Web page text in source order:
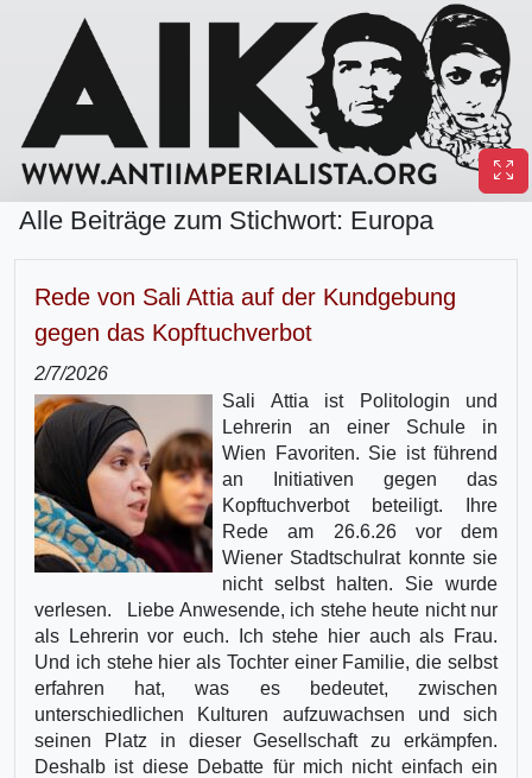
Alle Beiträge zum Stichwort: Europa
Rede von Sali Attia auf der Kundgebung
gegen das Kopftuchverbot
2/7/2026
Sali Attia ist Politologin und
Lehrerin an einer Schule in
Wien Favoriten. Sie ist führend
an Initiativen gegen das
Kopftuchverbot beteiligt. Ihre
Rede am 26.6.26 vor dem
Wiener Stadtschulrat konnte sie
nicht selbst halten. Sie wurde
verlesen. Liebe Anwesende, ich stehe heute nicht nur
als Lehrerin vor euch. Ich stehe hier auch als Frau.
Und ich stehe hier als Tochter einer Familie, die selbst
erfahren hat, was es bedeutet, zwischen
unterschiedlichen Kulturen aufzuwachsen und sich
seinen Platz in dieser Gesellschaft zu erkämpfen.
Deshalb ist diese Debatte für mich nicht einfach ein